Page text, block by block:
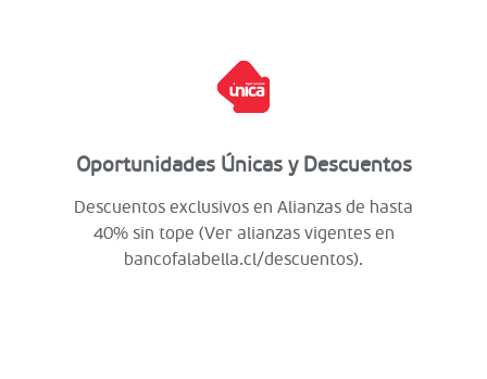
Oportunidades Únicas y Descuentos
Descuentos exclusivos en Alianzas de hasta
40% sin tope (Ver alianzas vigentes en
bancofalabella.cl/descuentos).